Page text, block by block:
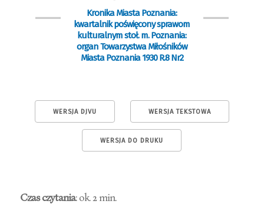
Kronika Miasta Poznania:
kwartalnik poświęcony sprawom
kulturalnym stoł. m. Poznania:
organ Towarzystwa Miłośników
Miasta Poznania 1930 R.8 Nr2
WERSJA DJVU WERSJA TEKSTOWA
WERSJA DO DRUKU
Czas czytania: ok. 2 min.